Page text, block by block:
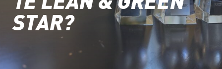
STAR?